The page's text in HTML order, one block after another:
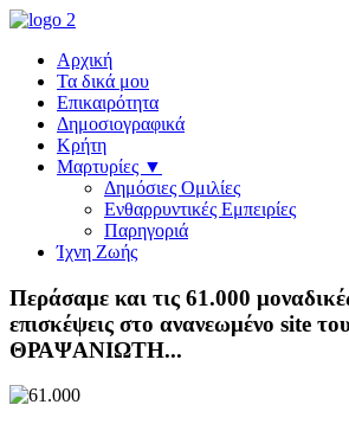
Αρχική
Τα δικά μου
Επικαιρότητα
Δημοσιογραφικά
Κρήτη
Μαρτυρίες ▼
Δημόσιες Ομιλίες
Ενθαρρυντικές Εμπειρίες
Παρηγοριά
Ίχνη Ζωής
Περάσαμε και τις 61.000
επισκέψεις στο ανανεωμένο site
ΘΡΑΨΑΝΙΩΤΗ...